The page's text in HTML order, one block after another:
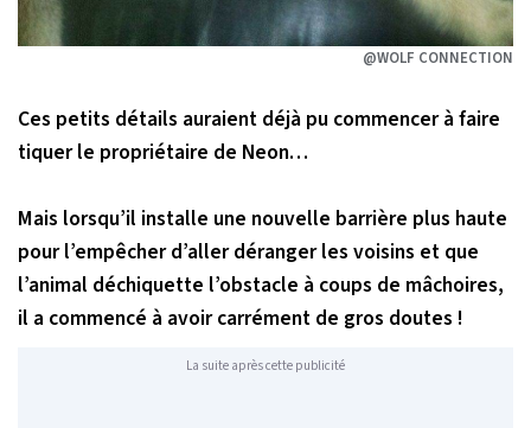
@WOLF CONNECTION
Ces petits détails auraient déjà pu commencer à faire
tiquer le propriétaire de Neon…
Mais lorsqu’il installe une nouvelle barrière plus haute
pour l’empêcher d’aller déranger les voisins et que
l’animal déchiquette l’obstacle à coups de mâchoires,
il a commencé à avoir carrément de gros doutes !
La suite après cette publicité